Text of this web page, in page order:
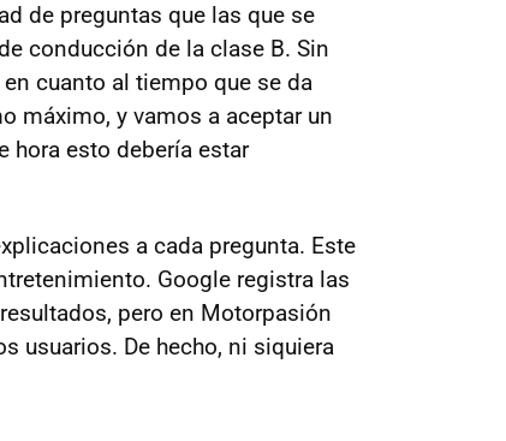
de preguntas que las que se
conducción de la clase B. Sin
cuanto al tiempo que se da
máximo, y vamos a aceptar un
hora esto debería estar
a cada pregunta. Este
Google registra las
pero en Motorpasión
usuarios. De hecho, ni siquiera